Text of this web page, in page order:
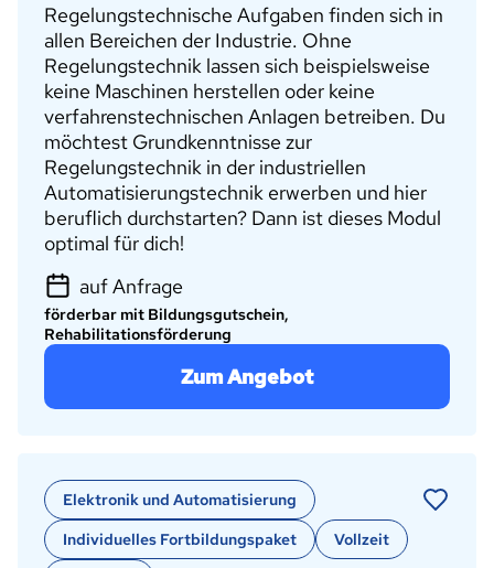
Regelungstechnische Aufgaben finden sich in
allen Bereichen der Industrie. Ohne
Regelungstechnik lassen sich beispielsweise
keine Maschinen herstellen oder keine
verfahrenstechnischen Anlagen betreiben. Du
möchtest Grundkenntnisse zur
Regelungstechnik in der industriellen
Automatisierungstechnik erwerben und hier
beruflich durchstarten? Dann ist dieses Modul
optimal für dich!
auf Anfrage
förderbar mit Bildungsgutschein,
Rehabilitationsförderung
Zum Angebot
Elektronik und Automatisierung
Individuelles Fortbildungspaket
Vollzeit